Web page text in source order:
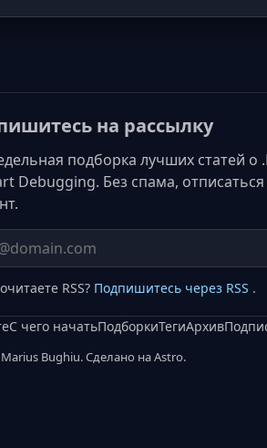
на рассылку
подборка лучших статей о
Debugging. Без спама,
RSS? Подпишитесь через RSS .
С чего начатьПодборкиТегиАрхив
Bughiu. Сделано на Astro.